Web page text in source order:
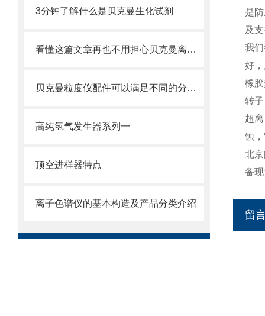
3分钟了解什么是贝克曼生化试剂
看懂这篇文章再也不用担心贝克曼离心管破裂了
贝克曼粒度仪配件可以满足不同的分析要求
高纯氢气发生器系列一
顶空进样器特点
离子色谱仪的基本构造及产品分类介绍
是
及
我
好
橡
转
超
蚀
北
备
留